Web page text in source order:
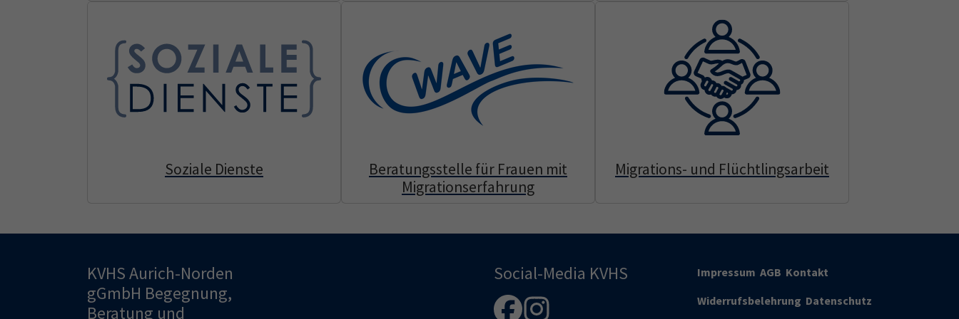
Soziale Dienste
Beratungsstelle für Frauen mit
Migrationserfahrung
Migrations- und Flüchtlingsarbeit
KVHS Aurich-Norden
gGmbH Begegnung,
Beratung und
Social-Media KVHS Impressum AGB Kontakt
Widerrufsbelehrung Datenschutz